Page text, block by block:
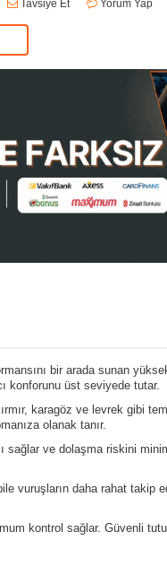
Tavsiye Et Yorum Yap
bir arada sunan
konforunu üst seviyede tutar.
karagöz ve levrek gibi
olanak tanır.
sağlar ve dolaşma riskini
vuruşların daha rahat takip
kontrol sağlar. Güvenli